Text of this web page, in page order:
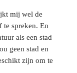
mij wel de
te spreken. En
als een stad
geen stad en
zijn om te